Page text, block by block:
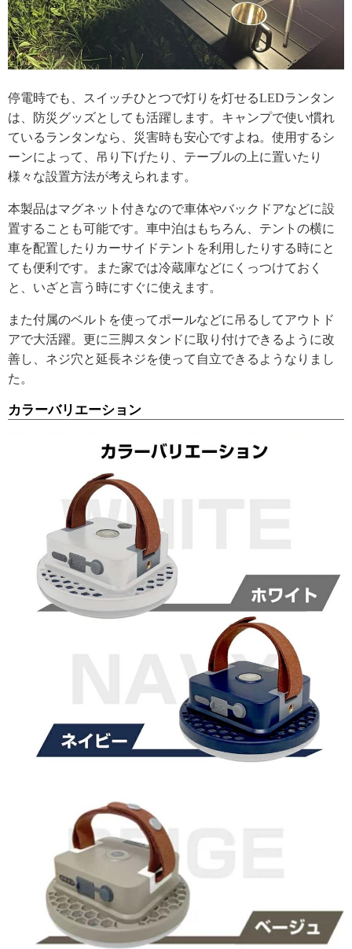
停電時でも、スイッチひとつで灯りを灯せるLEDランタン
は、防災グッズとしても活躍します。キャンプで使い慣れ
ているランタンなら、災害時も安心ですよね。使用するシ
ーンによって、吊り下げたり、テーブルの上に置いたり
様々な設置方法が考えられます。
本製品はマグネット付きなので車体やバックドアなどに設
置することも可能です。車中泊はもちろん、テントの横に
車を配置したりカーサイドテントを利用したりする時にと
ても便利です。また家では冷蔵庫などにくっつけておく
と、いざと言う時にすぐに使えます。
また付属のベルトを使ってポールなどに吊るしてアウトド
アで大活躍。更に三脚スタンドに取り付けできるように改
善し、ネジ穴と延長ネジを使って自立できるようなりまし
た。
カラーバリエーション